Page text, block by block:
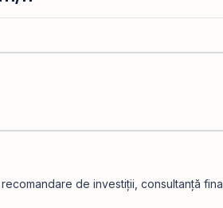
de investiții, consultanță